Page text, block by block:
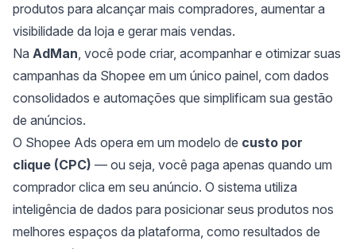
produtos para alcançar mais compradores, aumentar a
visibilidade da loja e gerar mais vendas.
Na AdMan, você pode criar, acompanhar e otimizar suas
campanhas da Shopee em um único painel, com dados
consolidados e automações que simplificam sua gestão
de anúncios.
O Shopee Ads opera em um modelo de custo por
clique (CPC) — ou seja, você paga apenas quando um
comprador clica em seu anúncio. O sistema utiliza
inteligência de dados para posicionar seus produtos nos
melhores espaços da plataforma, como resultados de